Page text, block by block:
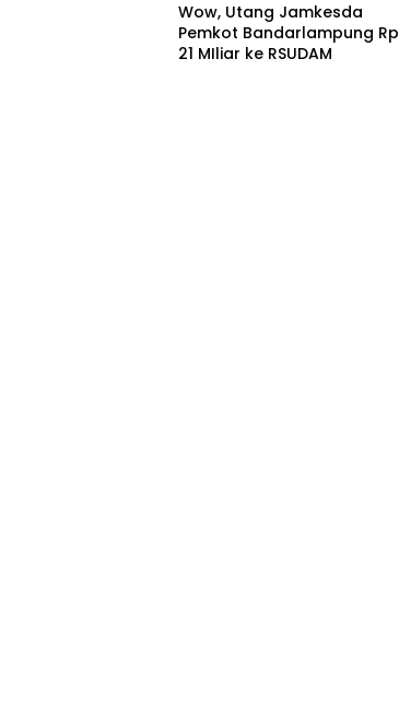
Wow, Utang Jamkesda
Pemkot Bandarlampung Rp
21 MIliar ke RSUDAM